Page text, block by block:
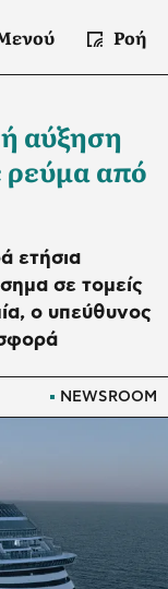
Ροή
NEWSROOM
αύξηση
ρεύμα από
ετήσια
σε τομείς
ο υπεύθυνος